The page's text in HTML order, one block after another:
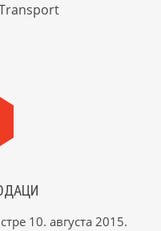
10. августа 2015.